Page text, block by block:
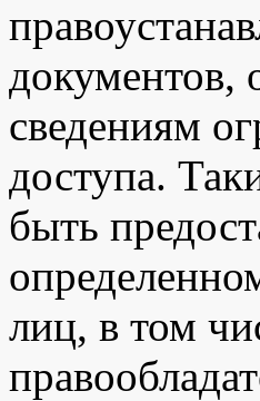
документов,
сведениям
доступа.
быть
лиц, в том